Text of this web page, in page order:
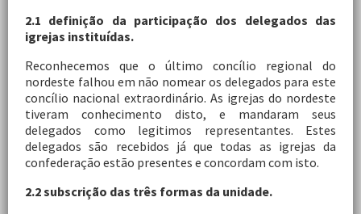
2.1 definição da participação dos delegados das
igrejas instituídas.
Reconhecemos que o último concílio regional do
nordeste falhou em não nomear os delegados para este
concílio nacional extraordinário. As igrejas do nordeste
tiveram conhecimento disto, e mandaram seus
delegados como legitimos representantes. Estes
delegados são recebidos já que todas as igrejas da
confederação estão presentes e concordam com isto.
2.2 subscrição das três formas da unidade.